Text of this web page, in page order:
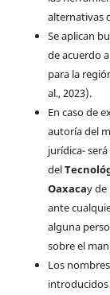
alternativas
Se aplican
de acuerdo
para la
al., 2023).
En caso de
autoría del
jurídica-
del
Oaxacay de
ante
alguna
sobre el
Los
introducidos